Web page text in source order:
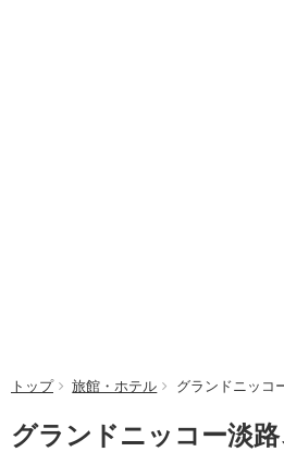
トップ 旅館・ホテル グランドニッコ
グランドニッコー淡